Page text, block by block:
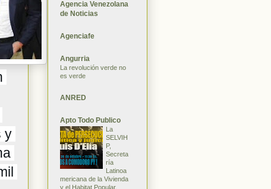
y
Agencia Venezolana
de Noticias
Agenciafe
Angurria
La revolución verde no
es verde
ANRED
Apto Todo Publico
La
SELVIH
P,
Secreta
ría
Latinoa
mericana de la Vivienda
y el Habitat Popular,